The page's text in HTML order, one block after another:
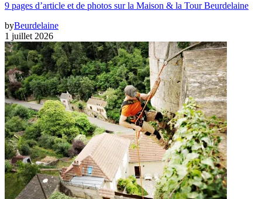
9 pages d’article et de photos sur la Maison & la Tour Beurdelaine
byBeurdelaine
1 juillet 2026